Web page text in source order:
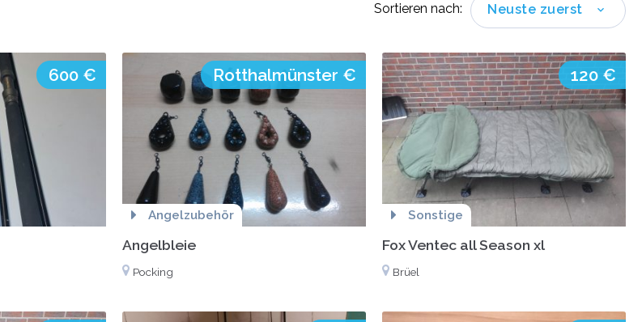
Neuste zuerst
Sortieren nach:
600 € Rotthalmünster €
Angelzubehör
Angelbleie
Pocking
120 €
Sonstige
Fox Ventec all Season xl
Brüel